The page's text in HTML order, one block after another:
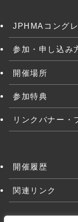
JPHMAコング
参加・申し込み
開催場所
参加特典
リンクバナー・
開催履歴
関連リンク